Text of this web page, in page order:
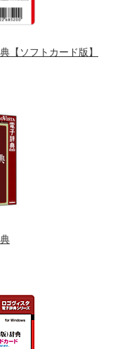
【ソフトカード版】